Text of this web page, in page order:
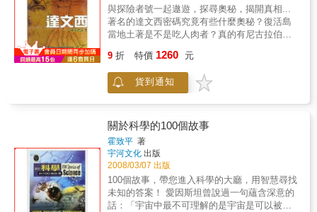
與探險者號一起遨遊，探尋奧秘，揭開真相...
著名的達文西密碼究竟有些什麼奧秘？復活島
當地土著是不是吃人肉者？真的有尼古拉伯爵
地球嗎？進入金字塔法老的陵墓會有危險嗎？
任何事物在沒被認識之前，都是神秘的。同我
們一起旅行吧﹗「探險者」太空船帶你飛向知
實生活中真的存在尼斯湖水怪、狼人和眾多怪
物嗎？金字塔是如何建成的？金字塔的作用難
道僅僅是埋葬法老嗎？復活島那些用石頭雕成
的巨型雕像莫艾表現的是什麼？意大利天才的
代表李奧納多‧達文西的藝術作品隱藏?什麼為人
所不知的秘密呢？共五冊，帶領讀者探索一切
不解之迷。
9 折 特價 1260 元
貨到通知
關於科學的100個故事
霍致平 著
宇河文化 出版
2008/03/07 出版
100個故事，帶您進入科學的大廳，用智慧尋找
未知的答案！ 愛因斯坦曾說過一句蘊含深意的
話：「宇宙中最不可理解的是宇宙是可以被理